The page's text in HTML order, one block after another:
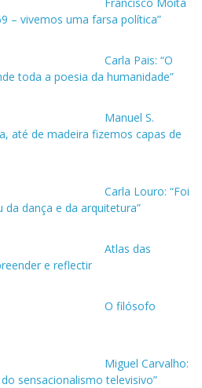
– vivemos uma farsa política”
Carla Pais: “O
toda a poesia da humanidade”
Manuel S.
até de madeira fizemos capas de
Carla Louro: “Foi
dança e da arquitetura”
Atlas das
e reflectir
O filósofo
Miguel Carvalho:
sensacionalismo televisivo”